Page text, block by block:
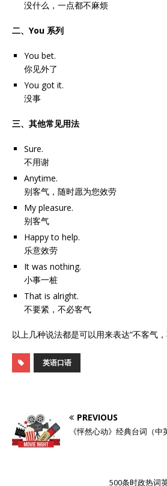
没什么，一点都不麻烦
二、You 系列
You bet.
你见外了
You got it.
没事
三、其他常见用法
Sure.
不用谢
Anytime.
别客气，随时愿为您效劳
My pleasure.
别客气
Happy to help.
乐意效劳
It was nothing.
小事一桩
That is alright.
不要紧，不必客气
以上几种说法都是可以用来表达“不客气，
英语口语
PREVIOUS
《怦然心动》经典台词（
500条时政热词